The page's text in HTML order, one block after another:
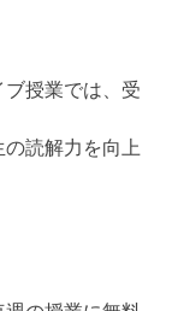
授業では、受
読解力を向上